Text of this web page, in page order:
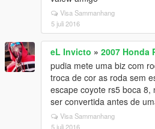
Visa Sammanhang
5 juli 2016
eL Invicto » 2007 Honda
pudia mete uma biz com
troca de cor as roda sem
escape coyote rs5 boca
ser convertida antes de
Visa Sammanhang
5 juli 2016